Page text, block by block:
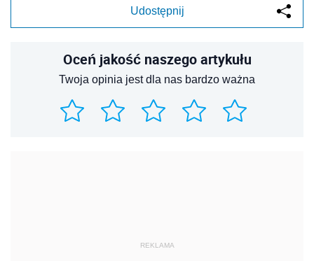
Udostępnij
Oceń jakość naszego artykułu
Twoja opinia jest dla nas bardzo ważna
REKLAMA